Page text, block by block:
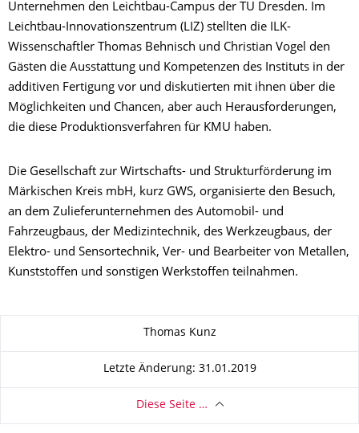
Unternehmen den Leichtbau-Campus der TU Dresden. Im
Leichtbau-Innovationszentrum (LIZ) stellten die ILK-
Wissenschaftler Thomas Behnisch und Christian Vogel den
Gästen die Ausstattung und Kompetenzen des Instituts in der
additiven Fertigung vor und diskutierten mit ihnen über die
Möglichkeiten und Chancen, aber auch Herausforderungen,
die diese Produktionsverfahren für KMU haben.
Die Gesellschaft zur Wirtschafts- und Strukturförderung im
Märkischen Kreis mbH, kurz GWS, organisierte den Besuch,
an dem Zulieferunternehmen des Automobil- und
Fahrzeugbaus, der Medizintechnik, des Werkzeugbaus, der
Elektro- und Sensortechnik, Ver- und Bearbeiter von Metallen,
Kunststoffen und sonstigen Werkstoffen teilnahmen.
Thomas Kunz
Letzte Änderung: 31.01.2019
Diese Seite …